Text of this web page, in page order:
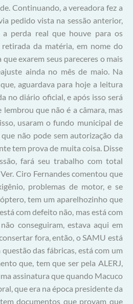
Continuando, a vereadora fez a
pedido vista na sessão anterior,
a perda real que houve para os
da matéria, em nome do
exarem seus pareceres o mais
ainda no mês de maio. Na
aguardava para hoje a leitura
no diário oficial, e após isso será
que não é a câmara, mas
usaram o fundo municipal de
não pode sem autorização da
tem prova de muita coisa. Disse
fará seu trabalho com total
Ciro Fernandes comentou que
problemas de motor, e se
tem um aparelhozinho que
com defeito não, mas está com
conseguiram, estava aqui em
fora, então, o SAMU está
das fábricas, está com um
que, tem que ser pela ALERJ,
assinatura que quando Macuco
que era na época presidente da
documentos que provam que